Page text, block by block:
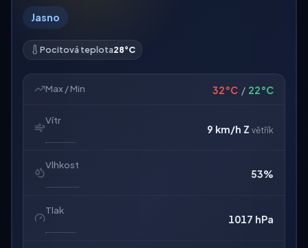
Jasno
Pocitová teplota28°C
Max / Min 32°C / 22°C
Vítr
9 km/h Z větřík
Vlhkost
53%
Tlak
1017 hPa